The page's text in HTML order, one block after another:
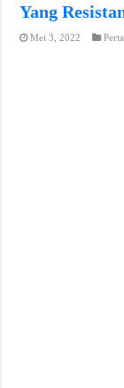
Yang
Mei 3, 2022